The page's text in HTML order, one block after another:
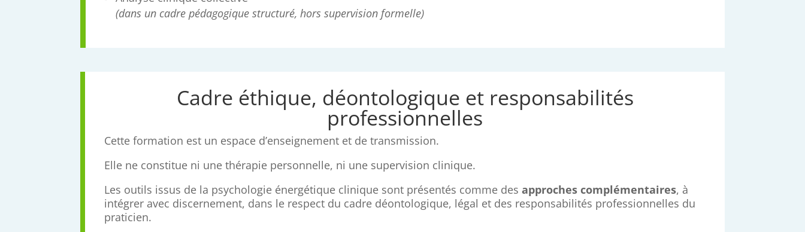
(dans un cadre pédagogique structuré, hors supervision formelle)
Cadre éthique, déontologique et responsabilités
professionnelles
Cette formation est un espace d’enseignement et de transmission.
Elle ne constitue ni une thérapie personnelle, ni une supervision clinique.
Les outils issus de la psychologie énergétique clinique sont présentés comme desapproches complémentaires, à
intégrer avec discernement, dans le respect du cadre déontologique, légal et des responsabilités professionnelles du
praticien.